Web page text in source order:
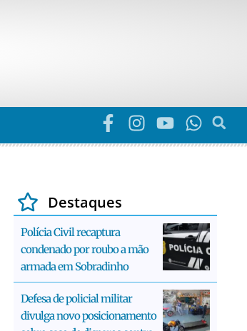
Destaques
Polícia Civil recaptura
condenado por roubo a mão
armada em Sobradinho
Defesa de policial militar
divulga novo posicionamento